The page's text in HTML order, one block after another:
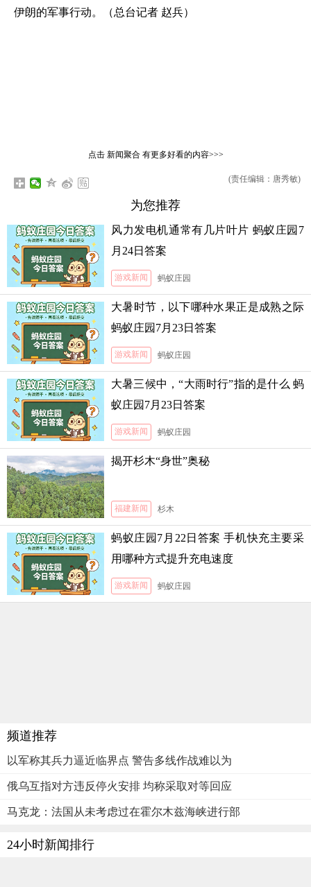
伊朗的军事行动。（总台记者 赵兵）
点击 新闻聚合有更多好看的内容>>>
(责任编辑：唐秀敏)
为您推荐
风力发电机通常有几片叶片 蚂蚁庄园7
月24日答案
游戏新闻 蚂蚁庄园
大暑时节，以下哪种水果正是成熟之际
蚂蚁庄园7月23日答案
游戏新闻 蚂蚁庄园
大暑三候中，“大雨时行”指的是什么 蚂
蚁庄园7月23日答案
游戏新闻 蚂蚁庄园
揭开杉木“身世”奥秘
福建新闻 杉木
蚂蚁庄园7月22日答案 手机快充主要采
用哪种方式提升充电速度
游戏新闻 蚂蚁庄园
频道推荐
以军称其兵力逼近临界点 警告多线作战难以为
俄乌互指对方违反停火安排 均称采取对等回应
马克龙：法国从未考虑过在霍尔木兹海峡进行部
24小时新闻排行